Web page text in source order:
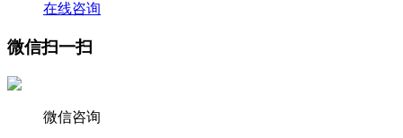
在线咨询
微信扫一扫
微信咨询